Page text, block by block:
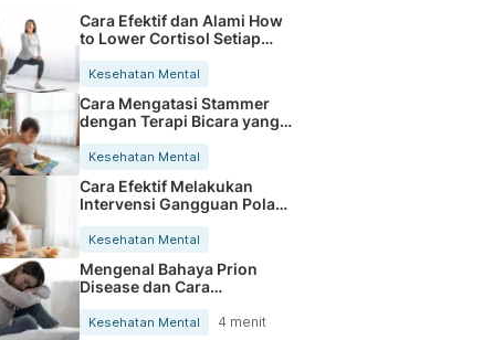
Cara Efektif dan Alami How
to Lower Cortisol Setiap
Kesehatan Mental
Cara Mengatasi Stammer
dengan Terapi Bicara yang
Efektif
Kesehatan Mental
Cara Efektif Melakukan
Intervensi Gangguan Pola
Kesehatan Mental
Mengenal Bahaya Prion
Disease dan Cara
Manusia
Kesehatan Mental 4 menit